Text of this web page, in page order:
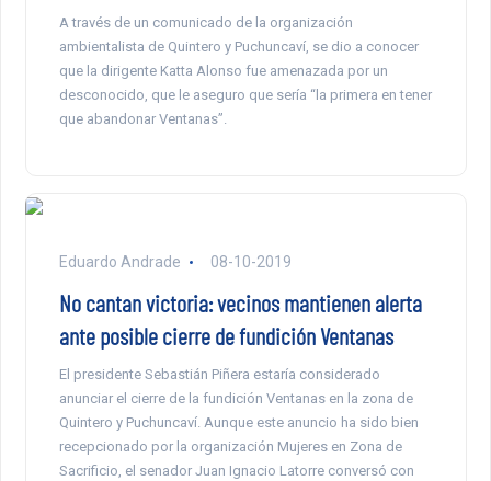
A través de un comunicado de la organización
ambientalista de Quintero y Puchuncaví, se dio a conocer
que la dirigente Katta Alonso fue amenazada por un
desconocido, que le aseguro que sería “la primera en tener
que abandonar Ventanas”.
Eduardo Andrade 08-10-2019
No cantan victoria: vecinos mantienen alerta
ante posible cierre de fundición Ventanas
El presidente Sebastián Piñera estaría considerado
anunciar el cierre de la fundición Ventanas en la zona de
Quintero y Puchuncaví. Aunque este anuncio ha sido bien
recepcionado por la organización Mujeres en Zona de
Sacrificio, el senador Juan Ignacio Latorre conversó con